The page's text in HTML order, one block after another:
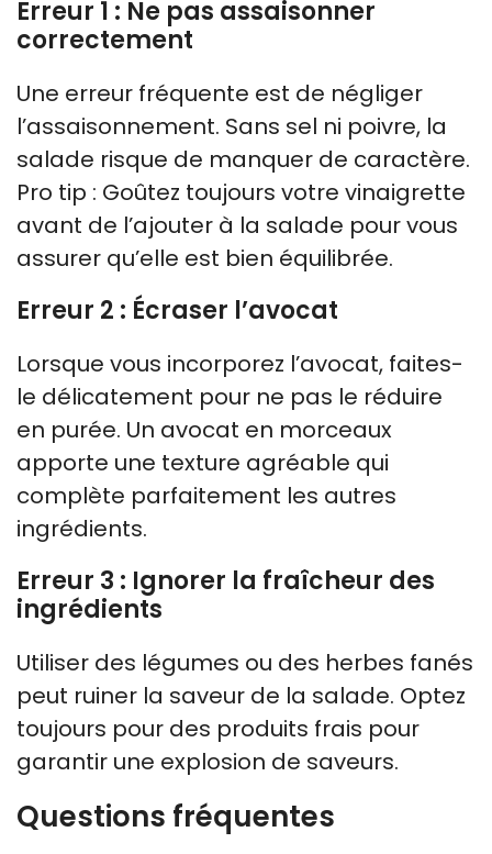
Erreur 1 : Ne pas assaisonner
correctement
Une erreur fréquente est de négliger
l’assaisonnement. Sans sel ni poivre, la
salade risque de manquer de caractère.
Pro tip : Goûtez toujours votre vinaigrette
avant de l’ajouter à la salade pour vous
assurer qu’elle est bien équilibrée.
Erreur 2 : Écraser l’avocat
Lorsque vous incorporez l’avocat, faites-
le délicatement pour ne pas le réduire
en purée. Un avocat en morceaux
apporte une texture agréable qui
complète parfaitement les autres
ingrédients.
Erreur 3 : Ignorer la fraîcheur des
ingrédients
Utiliser des légumes ou des herbes fanés
peut ruiner la saveur de la salade. Optez
toujours pour des produits frais pour
garantir une explosion de saveurs.
Questions fréquentes